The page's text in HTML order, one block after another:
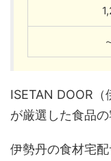
ISETAN DOOR
が厳選した食品の
伊勢丹の食材宅